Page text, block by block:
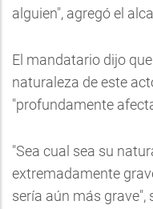
alguien", agregó el
El mandatario dijo
naturaleza de este
"profundamente
"Sea cual sea su
extremadamente
sería aún más grave",